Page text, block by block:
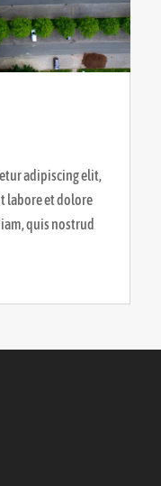
adipiscing elit,
labore et dolore
quis nostrud